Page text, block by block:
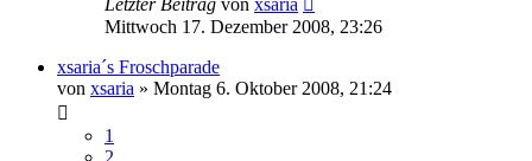
Mittwoch 17. Dezember 2008, 23:26
xsaria´s Froschparade
von xsaria » Montag 6. Oktober 2008, 21:24
1
2